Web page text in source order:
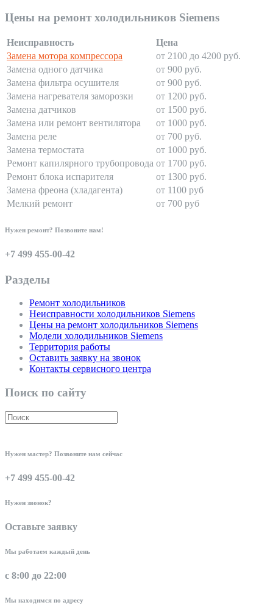
Цены на ремонт холодильников Siemens
Неисправность
Цена
Замена мотора компрессора
от 2100 до 4200 руб.
Замена одного датчика
от 900 руб.
Замена фильтра осушителя
от 900 руб.
Замена нагревателя заморозки
от 1200 руб.
Замена датчиков
от 1500 руб.
Замена или ремонт вентилятора
от 1000 руб.
Замена реле
от 700 руб.
Замена термостата
от 1000 руб.
Ремонт капилярного трубопровода от 1700 руб.
Ремонт блока испарителя
от 1300 руб.
Замена фреона (хладагента)
от 1100 руб
Мелкий ремонт
от 700 руб
Нужен ремонт? Позвоните нам!
+7 499 455-00-42
Разделы
Ремонт холодильников
Неисправности холодильников Siemens
Цены на ремонт холодильников Siemens
Модели холодильников Siemens
Территория работы
Оставить заявку на звонок
Контакты сервисного центра
Поиск по сайту
Нужен мастер? Позвоните нам сейчас
+7 499 455-00-42
Нужен звонок?
Оставьте заявку
Мы работаем каждый день
с 8:00 до 22:00
Мы находимся по адресу